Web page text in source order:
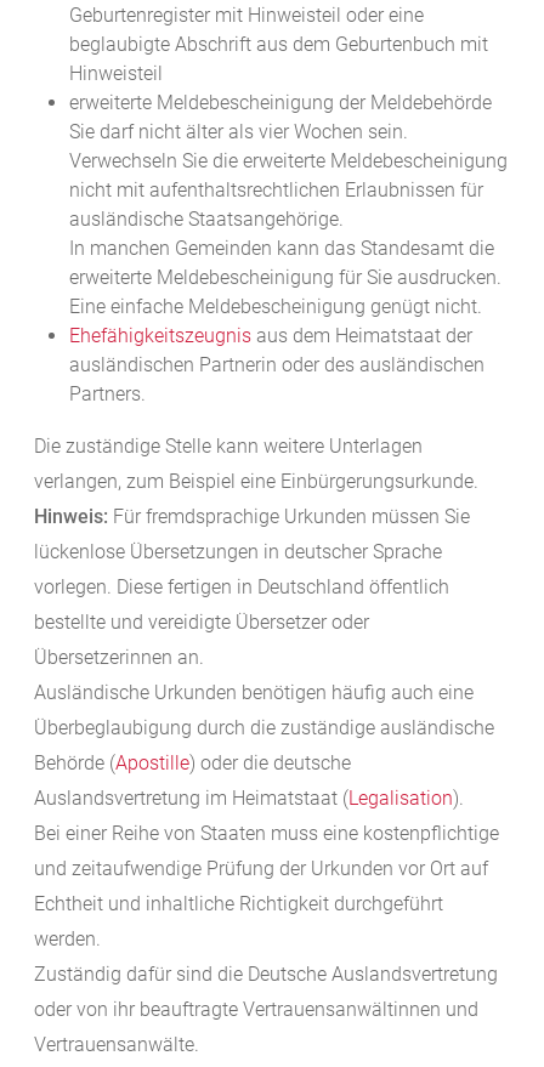
Geburtenregister mit Hinweisteil oder eine
beglaubigte Abschrift aus dem Geburtenbuch mit
Hinweisteil
erweiterte Meldebescheinigung der Meldebehörde
Sie darf nicht älter als vier Wochen sein.
Verwechseln Sie die erweiterte Meldebescheinigung
nicht mit aufenthaltsrechtlichen Erlaubnissen für
ausländische Staatsangehörige.
In manchen Gemeinden kann das Standesamt die
erweiterte Meldebescheinigung für Sie ausdrucken.
Eine einfache Meldebescheinigung genügt nicht.
Ehefähigkeitszeugnisaus dem Heimatstaat der
ausländischen Partnerin oder des ausländischen
Partners.
Die zuständige Stelle kann weitere Unterlagen
verlangen, zum Beispiel eine Einbürgerungsurkunde.
Hinweis: Für fremdsprachige Urkunden müssen Sie
lückenlose Übersetzungen in deutscher Sprache
vorlegen. Diese fertigen in Deutschland öffentlich
bestellte und vereidigte Übersetzer oder
Übersetzerinnen an.
Ausländische Urkunden benötigen häufig auch eine
Überbeglaubigung durch die zuständige ausländische
Behörde (Apostille) oder die deutsche
Auslandsvertretung im Heimatstaat (Legalisation).
Bei einer Reihe von Staaten muss eine kostenpflichtige
und zeitaufwendige Prüfung der Urkunden vor Ort auf
Echtheit und inhaltliche Richtigkeit durchgeführt
werden.
Zuständig dafür sind die Deutsche Auslandsvertretung
oder von ihr beauftragte Vertrauensanwältinnen und
Vertrauensanwälte.